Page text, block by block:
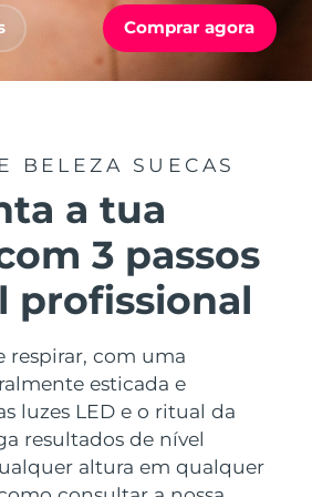
Comprar agora
BELEZA SUECAS
a tua
3 passos
profissional
respirar, com uma
esticada e
luzes LED e o ritual da
resultados de nível
altura em qualquer
pore care essentials
hair
Teeth Whitening Gel
Homens
Entrega prevista8/12/26
Entrega prevista8/11/26
Entrega prevista
Entrega prevista8/10/26
Entrega prevista8/8/26
Entrega prevista
Entrega prevista8/9/26
Entrega prevista8/8/26